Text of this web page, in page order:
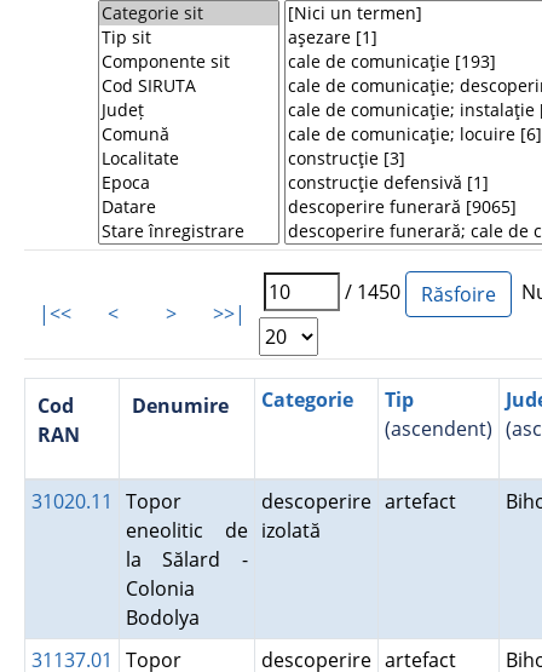
|<< < > >>|
/ 1450
Cod
RAN
Denumire Categorie
Tip
(ascendent)
31020.11
Topor
eneolitic de
la Sălard -
Colonia
Bodolya
descoperire
izolată
artefact
31137.01
Topor
descoperire artefact